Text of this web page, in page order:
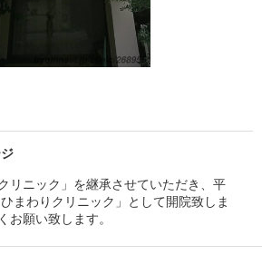
リニック」を継承させていただき、平
まわりクリニック」として開院致しま
お願い致します。